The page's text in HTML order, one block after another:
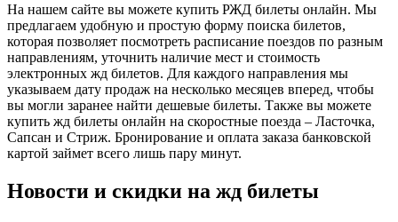
На нашем сайте вы можете купить РЖД билеты онлайн. Мы
предлагаем удобную и простую форму поиска билетов,
которая позволяет посмотреть расписание поездов по разным
направлениям, уточнить наличие мест и стоимость
электронных жд билетов. Для каждого направления мы
указываем дату продаж на несколько месяцев вперед, чтобы
вы могли заранее найти дешевые билеты. Также вы можете
купить жд билеты онлайн на скоростные поезда – Ласточка,
Сапсан и Стриж. Бронирование и оплата заказа банковской
картой займет всего лишь пару минут.
Новости и скидки на жд билеты